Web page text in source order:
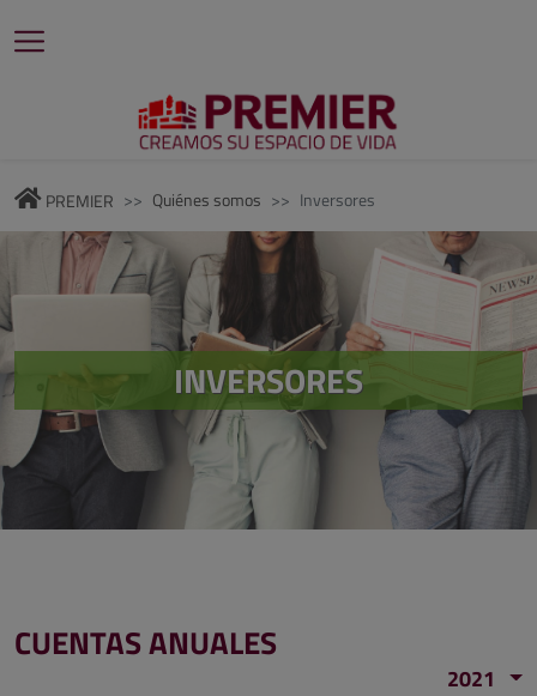
PREMIER Quiénes somos Inversores
INVERSORES
CUENTAS ANUALES
2021